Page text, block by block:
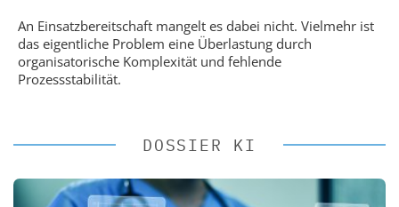
An Einsatzbereitschaft mangelt es dabei nicht. Vielmehr ist
das eigentliche Problem eine Überlastung durch
organisatorische Komplexität und fehlende
Prozessstabilität.
DOSSIER KI